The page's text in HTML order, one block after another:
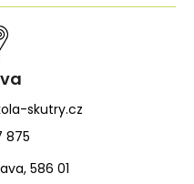
skutry.cz
875
586 01